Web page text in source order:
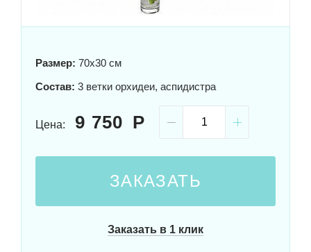
Размер: 70x30 см
Состав: 3 ветки орхидеи, аспидистра
Цена: 9 750
ЗАКАЗАТЬ
Заказать в 1 клик